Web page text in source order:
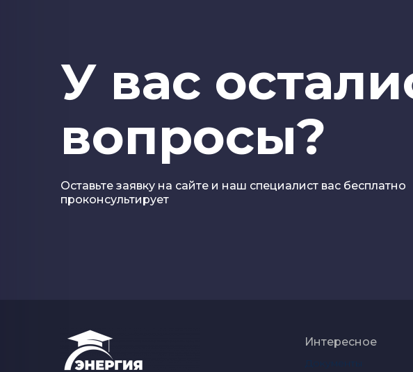
У вас
вопросы?
Оставьте заявку на сайте и наш специалист вас бесплатно
проконсультирует
Интересное
Документы